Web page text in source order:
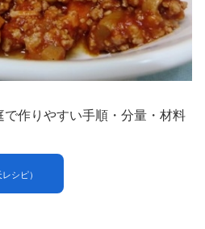
作りやすい手順・分量・材料
レシピ）